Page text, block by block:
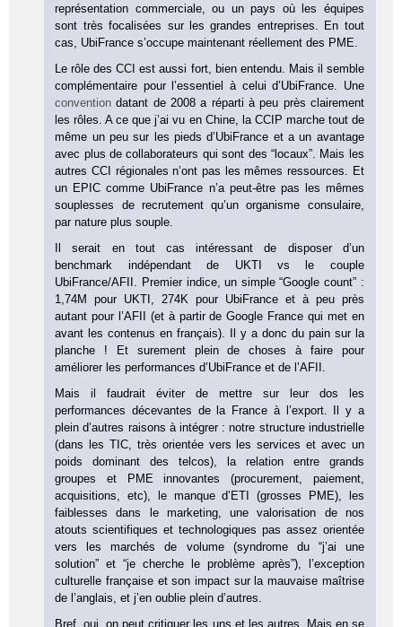
représentation commerciale, ou un pays où les équipes
sont très focalisées sur les grandes entreprises. En tout
cas, UbiFrance s’occupe maintenant réellement des PME.
Le rôle des CCI est aussi fort, bien entendu. Mais il semble
complémentaire pour l’essentiel à celui d’UbiFrance. Une
convention datant de 2008 a réparti à peu près clairement
les rôles. A ce que j’ai vu en Chine, la CCIP marche tout de
même un peu sur les pieds d’UbiFrance et a un avantage
avec plus de collaborateurs qui sont des “locaux”. Mais les
autres CCI régionales n’ont pas les mêmes ressources. Et
un EPIC comme UbiFrance n’a peut-être pas les mêmes
souplesses de recrutement qu’un organisme consulaire,
par nature plus souple.
Il serait en tout cas intéressant de disposer d’un
benchmark indépendant de UKTI vs le couple
UbiFrance/AFII. Premier indice, un simple “Google count” :
1,74M pour UKTI, 274K pour UbiFrance et à peu près
autant pour l’AFII (et à partir de Google France qui met en
avant les contenus en français). Il y a donc du pain sur la
planche ! Et surement plein de choses à faire pour
améliorer les performances d’UbiFrance et de l’AFII.
Mais il faudrait éviter de mettre sur leur dos les
performances décevantes de la France à l’export. Il y a
plein d’autres raisons à intégrer : notre structure industrielle
(dans les TIC, très orientée vers les services et avec un
poids dominant des telcos), la relation entre grands
groupes et PME innovantes (procurement, paiement,
acquisitions, etc), le manque d’ETI (grosses PME), les
faiblesses dans le marketing, une valorisation de nos
atouts scientifiques et technologiques pas assez orientée
vers les marchés de volume (syndrome du “j’ai une
solution” et “je cherche le problème après”), l’exception
culturelle française et son impact sur la mauvaise maîtrise
de l’anglais, et j’en oublie plein d’autres.
Bref, oui, on peut critiquer les uns et les autres. Mais en se